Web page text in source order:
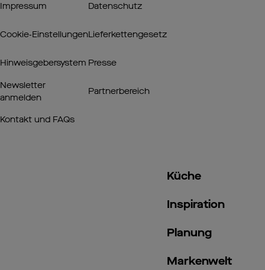
Küche
Inspiration
Planung
Markenwelt
Impressum Datenschutz
Cookie‑EinstellungenLieferkettengesetz
Hinweisgebersystem Presse
Newsletter
anmelden
Partnerbereich
Kontakt und FAQs